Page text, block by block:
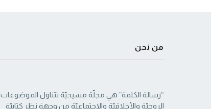
من نحن
“رسالة الكلمة” هي مجلّة مسيحيّة تتناول الموضوعات
الروحيّة والأخلاقيّة والإجتماعيّة من ‏وجهة نظر كتابيّة